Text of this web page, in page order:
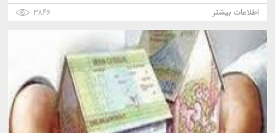
اطلاعات بیشتر
۳۸۴۶